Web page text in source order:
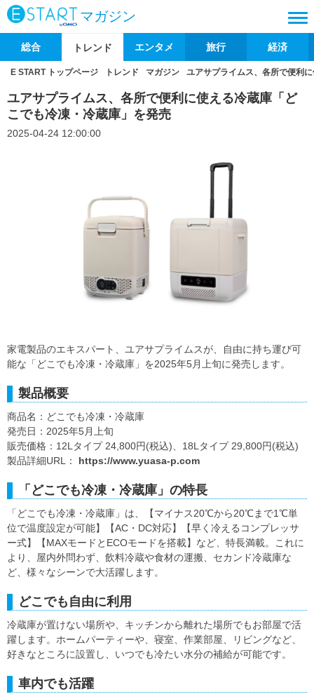
マガジン
総合 トレンド エンタメ 旅行 経済
E START トップページ トレンド マガジン ユアサプライムス、各所で便利
ユアサプライムス、各所で便利に使える冷蔵庫「ど
こでも冷凍・冷蔵庫」を発売
2025-04-24 12:00:00
家電製品のエキスパート、ユアサプライムスが、自由に持ち運び可
能な「どこでも冷凍・冷蔵庫」を2025年5月上旬に発売します。
製品概要
商品名：どこでも冷凍・冷蔵庫
発売日：2025年5月上旬
販売価格：12Lタイプ 24,800円(税込)、18Lタイプ 29,800円(税込)
製品詳細URL： https://www.yuasa-p.com
「どこでも冷凍・冷蔵庫」の特長
「どこでも冷凍・冷蔵庫」は、【マイナス20℃から20℃まで1℃単
位で温度設定が可能】【AC・DC対応】【早く冷えるコンプレッサ
ー式】【MAXモードとECOモードを搭載】など、特長満載。これに
より、屋内外問わず、飲料冷蔵や食材の運搬、セカンド冷蔵庫な
ど、様々なシーンで大活躍します。
どこでも自由に利用
冷蔵庫が置けない場所や、キッチンから離れた場所でもお部屋で活
躍します。ホームパーティーや、寝室、作業部屋、リビングなど、
好きなところに設置し、いつでも冷たい水分の補給が可能です。
車内でも活躍